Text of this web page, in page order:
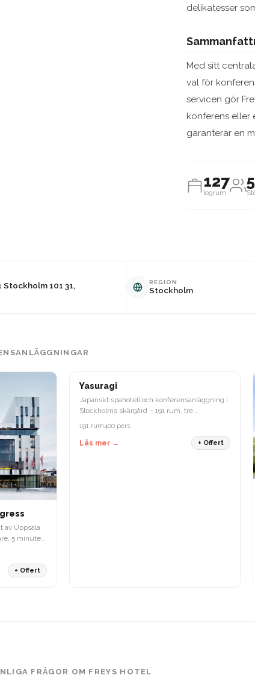
delikatesser
Med sitt
val för
servicen gör
konferens eller
garanterar en
127
logrum
Stockholm 101 31,
REGION
Stockholm
av Uppsala
5 minuter
+ Offert
STOCKHOLM
Yasuragi
Japanskt spahotell och konferensanläggning i
Stockholms skärgård – 191 rum, tre
191 rum400 pers
Läs mer → + Offert
FRÅGOR OM FREYS HOTEL